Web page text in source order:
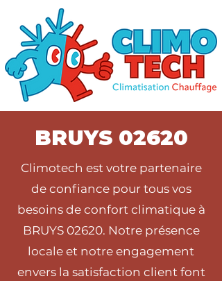
BRUYS 02620
Climotech est votre partenaire
de confiance pour tous vos
besoins de confort climatique à
BRUYS 02620. Notre présence
locale et notre engagement
envers la satisfaction client font